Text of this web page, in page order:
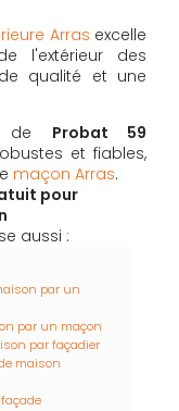
Arras excelle
l'extérieur des
qualité et une
de Probat 59
et fiables,
maçon Arras.
pour
aussi :
par un
par un maçon
par façadier
maison